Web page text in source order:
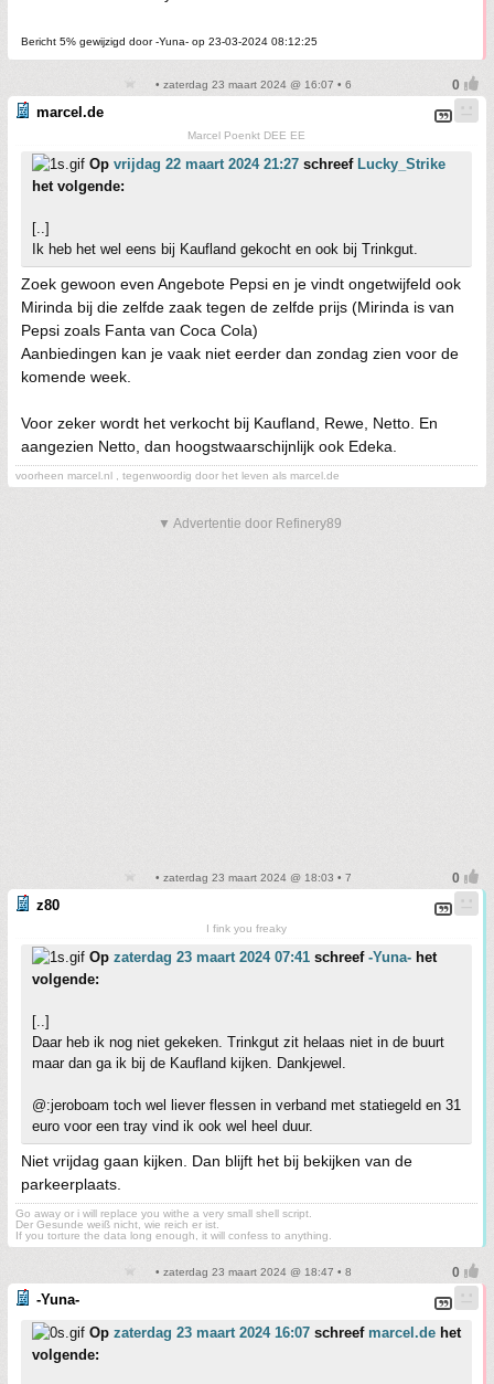
Bericht 5% gewijzigd door -Yuna- op 23-03-2024 08:12:25
• zaterdag 23 maart 2024 @ 16:07 • 6
marcel.de
Marcel Poenkt DEE EE
Op vrijdag 22 maart 2024 21:27 schreef Lucky_Strike
het volgende:
[..]
Ik heb het wel eens bij Kaufland gekocht en ook bij Trinkgut.
Zoek gewoon even Angebote Pepsi en je vindt ongetwijfeld ook
Mirinda bij die zelfde zaak tegen de zelfde prijs (Mirinda is van
Pepsi zoals Fanta van Coca Cola)
Aanbiedingen kan je vaak niet eerder dan zondag zien voor de
komende week.
Voor zeker wordt het verkocht bij Kaufland, Rewe, Netto. En
aangezien Netto, dan hoogstwaarschijnlijk ook Edeka.
voorheen marcel.nl , tegenwoordig door het leven als marcel.de
▼ Advertentie door Refinery89
• zaterdag 23 maart 2024 @ 18:03 • 7
z80
I fink you freaky
Op zaterdag 23 maart 2024 07:41 schreef -Yuna- het
volgende:
[..]
Daar heb ik nog niet gekeken. Trinkgut zit helaas niet in de buurt
maar dan ga ik bij de Kaufland kijken. Dankjewel.
@:jeroboam toch wel liever flessen in verband met statiegeld en 31
euro voor een tray vind ik ook wel heel duur.
Niet vrijdag gaan kijken. Dan blijft het bij bekijken van de
parkeerplaats.
Go away or i will replace you withe a very small shell script.
Der Gesunde weiß nicht, wie reich er ist.
If you torture the data long enough, it will confess to anything.
• zaterdag 23 maart 2024 @ 18:47 • 8
-Yuna-
Op zaterdag 23 maart 2024 16:07 schreef marcel.de het
volgende: